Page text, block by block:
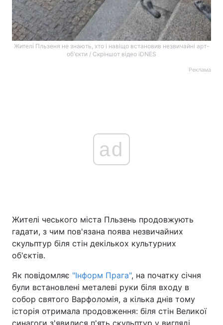
Жителі Пльзеня не знають, хто і навіщо встановив незвичайні арт-
об'єкти / Скріншот відео iDNES
Реклама
ad
Жителі чеського міста Пльзень продовжують
гадати, з чим пов'язана поява незвичайних
скульптур біля стін декількох культурних
об'єктів.
Як повідомляє "Інформ Прага", на початку січня
були встановлені металеві руки біля входу в
собор святого Варфоломія, а кілька днів тому
історія отримала продовження: біля стін Великої
синагоги з'явилися п'ять скульптур у вигляді